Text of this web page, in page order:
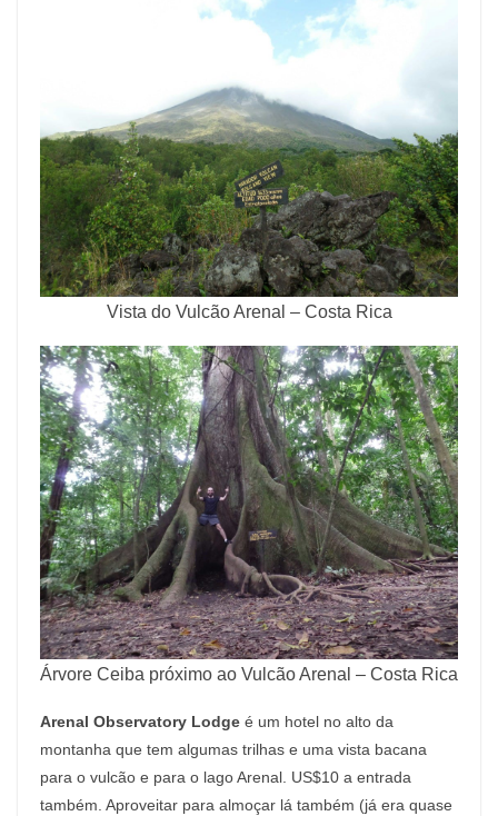
Vista do Vulcão Arenal – Costa Rica
Árvore Ceiba próximo ao Vulcão Arenal – Costa Rica
Arenal Observatory Lodge é um hotel no alto da
montanha que tem algumas trilhas e uma vista bacana
para o vulcão e para o lago Arenal. US$10 a entrada
também. Aproveitar para almoçar lá também (já era quase